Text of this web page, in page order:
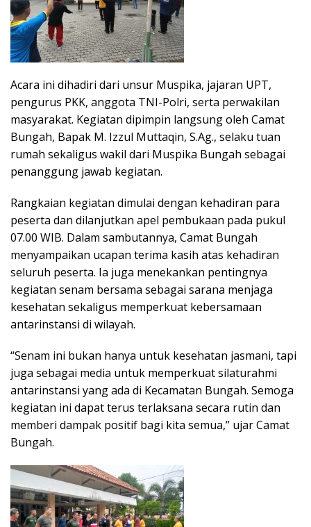
Acara ini dihadiri dari unsur Muspika, jajaran UPT,
pengurus PKK, anggota TNI-Polri, serta perwakilan
masyarakat. Kegiatan dipimpin langsung oleh Camat
Bungah, Bapak M. Izzul Muttaqin, S.Ag., selaku tuan
rumah sekaligus wakil dari Muspika Bungah sebagai
penanggung jawab kegiatan.
Rangkaian kegiatan dimulai dengan kehadiran para
peserta dan dilanjutkan apel pembukaan pada pukul
07.00 WIB. Dalam sambutannya, Camat Bungah
menyampaikan ucapan terima kasih atas kehadiran
seluruh peserta. Ia juga menekankan pentingnya
kegiatan senam bersama sebagai sarana menjaga
kesehatan sekaligus memperkuat kebersamaan
antarinstansi di wilayah.
“Senam ini bukan hanya untuk kesehatan jasmani, tapi
juga sebagai media untuk memperkuat silaturahmi
antarinstansi yang ada di Kecamatan Bungah. Semoga
kegiatan ini dapat terus terlaksana secara rutin dan
memberi dampak positif bagi kita semua,” ujar Camat
Bungah.